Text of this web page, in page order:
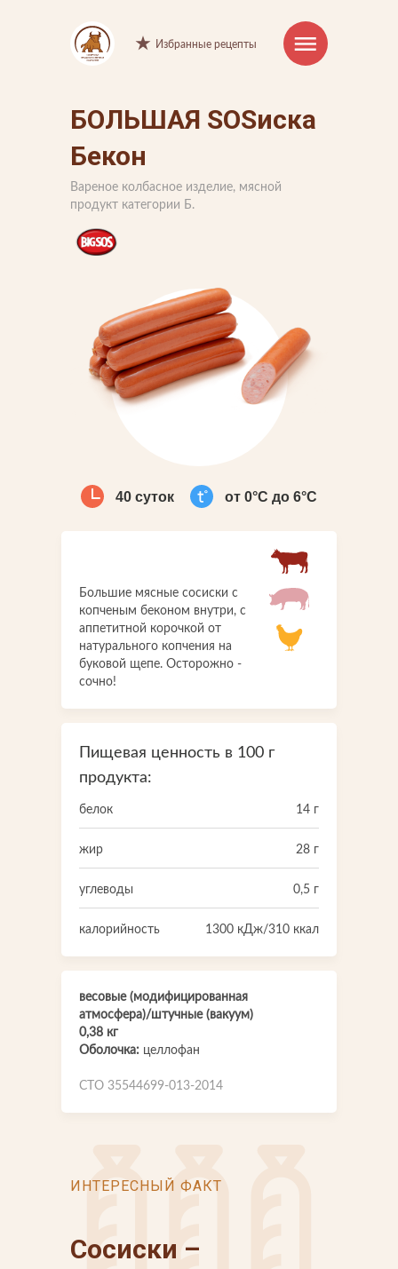
Интернет-магазин
Продукция
Торговые марки
Советы и хитрости
О компании
Производство
Избранные рецепты
БОЛЬШАЯ SOSиска
Бекон
Вареное колбасное изделие, мясной
продукт категории Б.
40 суток от 0°С до 6°С
Большие мясные сосиски с
копченым беконом внутри, с
аппетитной корочкой от
натурального копчения на
буковой щепе. Осторожно -
сочно!
Пищевая ценность в 100 г
продукта:
белок 14 г
жир 28 г
углеводы 0,5 г
калорийность 1300 кДж/310 ккал
весовые (модифицированная
атмосфера)/штучные (вакуум)
0,38 кг
Оболочка: целлофан
СТО 35544699-013-2014
ИНТЕРЕСНЫЙ ФАКТ
Сосиски –